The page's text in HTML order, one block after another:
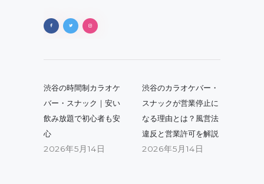
稿
ナ
ビ
ゲ
Previous
渋谷の時間制カラオケ
バー・スナック｜安い
飲み放題で初心者も安
心
2026年5月14日
Next
渋谷のカラオケバー・
スナックが営業停止に
なる理由とは？風営法
違反と営業許可を解説
2026年5月14日